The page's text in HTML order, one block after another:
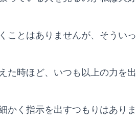
ことはありませんが、そういっ
た時ほど、いつも以上の力を出
かく指示を出すつもりはありま